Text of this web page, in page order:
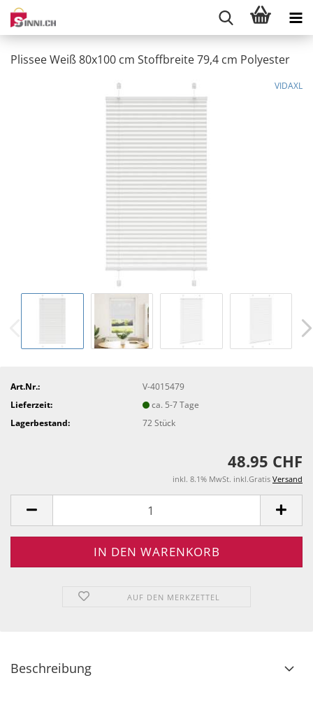
Plissee Weiß 80x100 cm Stoffbreite 79,4 cm Polyester
VIDAXL
Art.Nr.:
V-4015479
Lieferzeit:
ca. 5-7 Tage
Lagerbestand:
72Stück
48.95 CHF
inkl. 8.1% MwSt. inkl.Gratis Versand
AUF DEN MERKZETTEL
Beschreibung